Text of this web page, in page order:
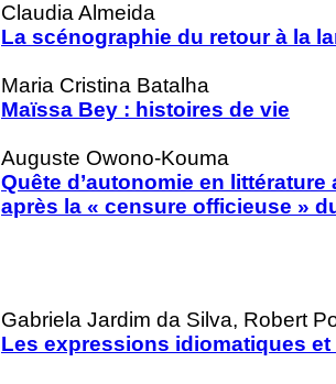
Claudia Almeida
La scénographie du retour à la
Maria Cristina Batalha
Maïssa Bey : histoires de vie
Auguste Owono-Kouma
Quête d’autonomie en
après la « censure officieuse »
Gabriela Jardim da Silva, Robert
Les expressions idiomatiques